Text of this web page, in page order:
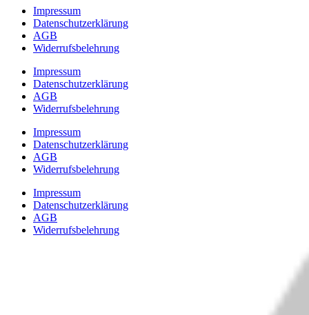
Impressum
Datenschutzerklärung
AGB
Widerrufsbelehrung
Impressum
Datenschutzerklärung
AGB
Widerrufsbelehrung
Impressum
Datenschutzerklärung
AGB
Widerrufsbelehrung
Impressum
Datenschutzerklärung
AGB
Widerrufsbelehrung